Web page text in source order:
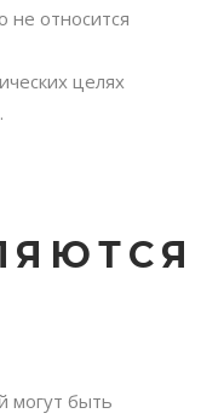
не относится
целях
могут быть